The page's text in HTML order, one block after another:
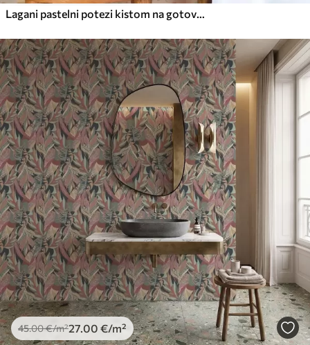
Lagani pastelni potezi kistom na gotovo bijeloj pozadini
45.00€/m²27.00 €/m²